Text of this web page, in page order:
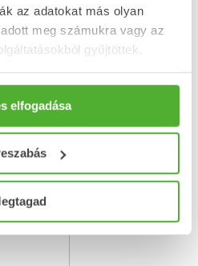
az adatokat más olyan
meg számukra vagy az
gyűjtöttek.
elfogadása